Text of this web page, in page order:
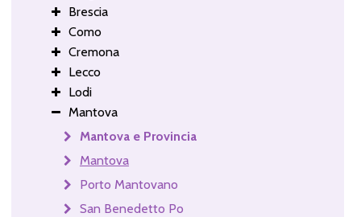
Brescia
Como
Cremona
Lecco
Lodi
Mantova
Mantova e Provincia
Mantova
Porto Mantovano
San Benedetto Po